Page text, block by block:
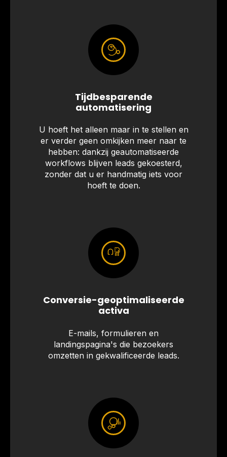
Tijdbesparende
automatisering
U hoeft het alleen maar in te stellen en
er verder geen omkijken meer naar te
hebben: dankzij geautomatiseerde
workflows blijven leads gekoesterd,
zonder dat u er handmatig iets voor
hoeft te doen.
Conversie-geoptimaliseerde
activa
E-mails, formulieren en
landingspagina's die bezoekers
omzetten in gekwalificeerde leads.